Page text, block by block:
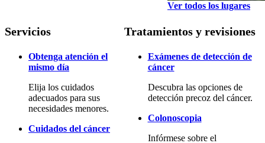
Ver todos los lugares
Servicios
Obtenga atención el
mismo día
Elija los cuidados
adecuados para sus
necesidades menores.
Cuidados del cáncer
Tratamientos y revisiones
Exámenes de detección de
cáncer
Descubra las opciones de
detección precoz del cáncer.
Colonoscopia
Infórmese sobre el